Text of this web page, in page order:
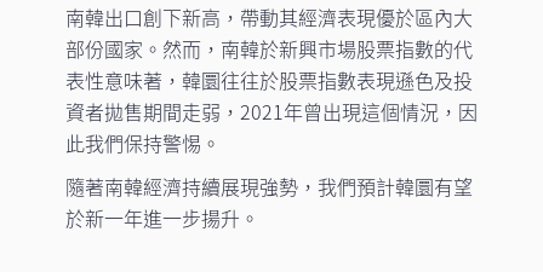
南韓出口創下新高，帶動其經濟表現優於區內大
部份國家。然而，南韓於新興市場股票指數的代
表性意味著，韓圜往往於股票指數表現遜色及投
資者拋售期間走弱，2021年曾出現這個情況，因
此我們保持警惕。
隨著南韓經濟持續展現強勢，我們預計韓圜有望
於新一年進一步揚升。